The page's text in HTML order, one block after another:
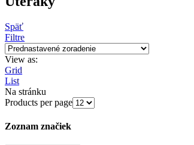
Späť
Filtre
View as:
Grid
List
Na stránku
Products per page
Zoznam značiek